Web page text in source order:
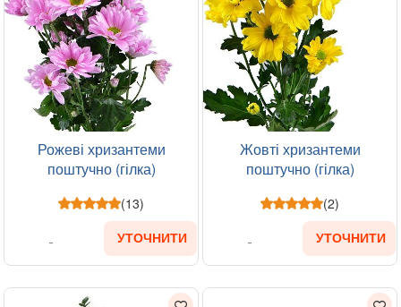
Рожеві хризантеми
поштучно (гілка)
(13)
УТОЧНИТИ
Жовті хризантеми
поштучно (гілка)
(2)
УТОЧНИТИ